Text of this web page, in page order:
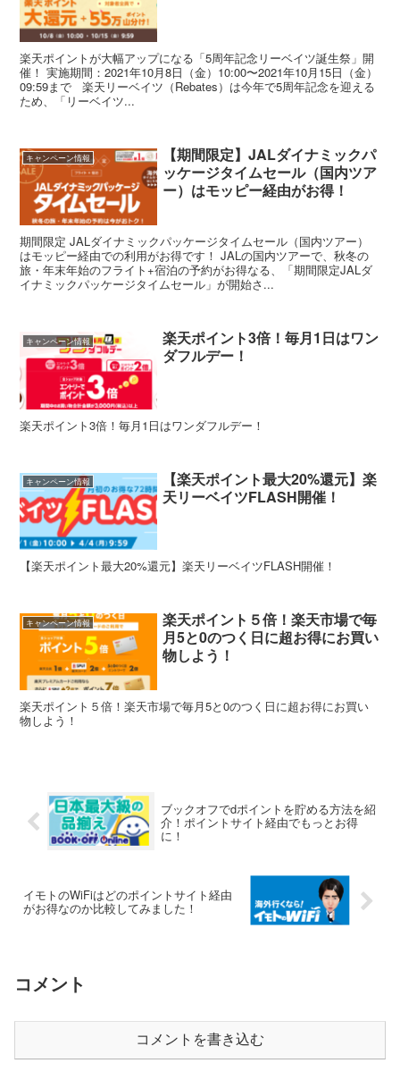
楽天ポイントが大幅アップになる「5周年記念リーベイツ誕生祭」開
催！ 実施期間：2021年10月8日（金）10:00〜2021年10月15日（金）
09:59まで 楽天リーベイツ（Rebates）は今年で5周年記念を迎える
ため、「リーベイツ...
キャンペーン情報
【期間限定】JALダイナミックパ
ッケージタイムセール（国内ツア
ー）はモッピー経由がお得！
期間限定 JALダイナミックパッケージタイムセール（国内ツアー）
はモッピー経由での利用がお得です！ JALの国内ツアーで、秋冬の
旅・年末年始のフライト+宿泊の予約がお得なる、「期間限定JALダ
イナミックパッケージタイムセール」が開始さ...
キャンペーン情報
楽天ポイント3倍！毎月1日はワン
ダフルデー！
楽天ポイント3倍！毎月1日はワンダフルデー！
キャンペーン情報
【楽天ポイント最大20%還元】楽
天リーベイツFLASH開催！
【楽天ポイント最大20%還元】楽天リーベイツFLASH開催！
キャンペーン情報
楽天ポイント５倍！楽天市場で毎
月5と0のつく日に超お得にお買い
物しよう！
楽天ポイント５倍！楽天市場で毎月5と0のつく日に超お得にお買い
物しよう！
ブックオフでdポイントを貯める方法を紹
介！ポイントサイト経由でもっとお得
に！
イモトのWiFiはどのポイントサイト経由
がお得なのか比較してみました！
コメント
コメントを書き込む